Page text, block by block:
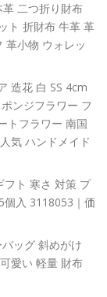
二つ折り財布
ト 折財布 牛革 革
革小物 ウォレッ
造花 白 SS 4cm
ンジフラワー フ
トフラワー 南国
気 ハンドメイド
フト 寒さ 対策 プ
個入 3118053｜価
ッグ 斜めがけ
愛い 軽量 財布